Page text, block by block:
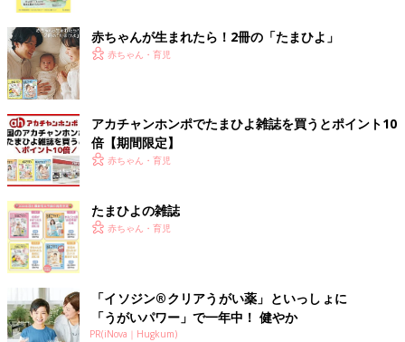
赤ちゃんが生まれたら！2冊の「たまひよ」
赤ちゃん・育児
アカチャンホンポでたまひよ雑誌を買うとポイント10
倍【期間限定】
赤ちゃん・育児
たまひよの雑誌
赤ちゃん・育児
「イソジン®クリアうがい薬」といっしょに
「うがいパワー」で一年中！ 健やか
PR(iNova｜Hugkum)